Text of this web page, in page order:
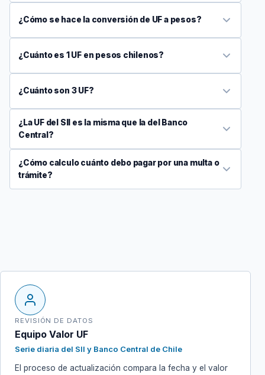
¿Cómo se hace la conversión de UF a pesos?
¿Cuánto es 1 UF en pesos chilenos?
¿Cuánto son 3 UF?
¿La UF del SII es la misma que la del Banco
Central?
¿Cómo calculo cuánto debo pagar por una multa o
trámite?
REVISIÓN DE DATOS
Equipo Valor UF
Serie diaria del SII y Banco Central de Chile
El proceso de actualización compara la fecha y el valor